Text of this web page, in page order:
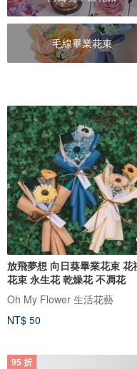
毛線畢業花束
放飛夢想 向日葵畢業花束 花
花束 永生花 乾燥花 不凋花
Oh My Flower 生活花藝
NT$ 50
95 折